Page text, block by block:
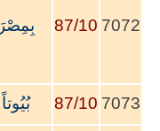
7072
87/10 بِمِصْرَ
7073
87/10 بُيُوتاً